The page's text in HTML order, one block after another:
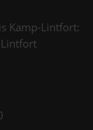
Kamp-Lintfort: